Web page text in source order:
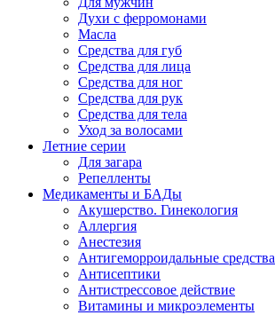
Духи с ферромонами
Масла
Средства для губ
Средства для лица
Средства для ног
Средства для рук
Средства для тела
Уход за волосами
Летние серии
Для загара
Репелленты
Медикаменты и БАДы
Акушерство. Гинекология
Аллергия
Анестезия
Антигеморроидальные средства
Антисептики
Антистрессовое действие
Витамины и микроэлементы